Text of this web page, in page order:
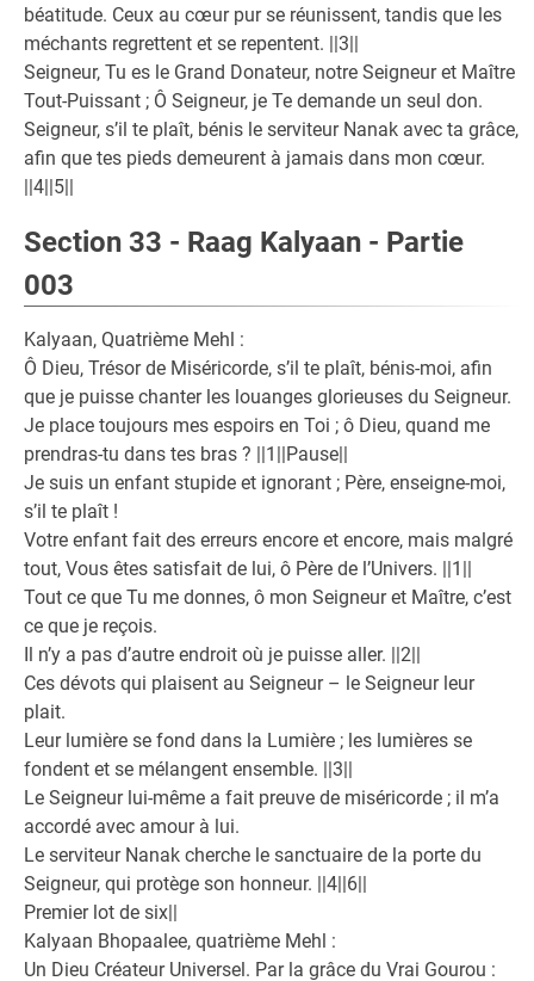
béatitude. Ceux au cœur pur se réunissent, tandis que les
méchants regrettent et se repentent. ||3||
Seigneur, Tu es le Grand Donateur, notre Seigneur et Maître
Tout-Puissant ; Ô Seigneur, je Te demande un seul don.
Seigneur, s’il te plaît, bénis le serviteur Nanak avec ta grâce,
afin que tes pieds demeurent à jamais dans mon cœur.
||4||5||
Section 33 - Raag Kalyaan - Partie
003
Kalyaan, Quatrième Mehl :
Ô Dieu, Trésor de Miséricorde, s’il te plaît, bénis-moi, afin
que je puisse chanter les louanges glorieuses du Seigneur.
Je place toujours mes espoirs en Toi ; ô Dieu, quand me
prendras-tu dans tes bras ? ||1||Pause||
Je suis un enfant stupide et ignorant ; Père, enseigne-moi,
s’il te plaît !
Votre enfant fait des erreurs encore et encore, mais malgré
tout, Vous êtes satisfait de lui, ô Père de l’Univers. ||1||
Tout ce que Tu me donnes, ô mon Seigneur et Maître, c’est
ce que je reçois.
Il n’y a pas d’autre endroit où je puisse aller. ||2||
Ces dévots qui plaisent au Seigneur – le Seigneur leur
plait.
Leur lumière se fond dans la Lumière ; les lumières se
fondent et se mélangent ensemble. ||3||
Le Seigneur lui-même a fait preuve de miséricorde ; il m’a
accordé avec amour à lui.
Le serviteur Nanak cherche le sanctuaire de la porte du
Seigneur, qui protège son honneur. ||4||6||
Premier lot de six||
Kalyaan Bhopaalee, quatrième Mehl :
Un Dieu Créateur Universel. Par la grâce du Vrai Gourou :